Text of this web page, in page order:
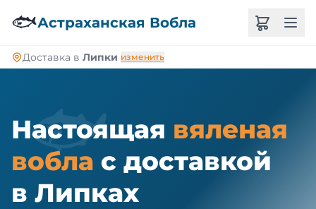
🐟Астраханская Вобла
Доставка в Липки изменить
🐟
Настоящая вяленая
вобла с доставкой
в Липках